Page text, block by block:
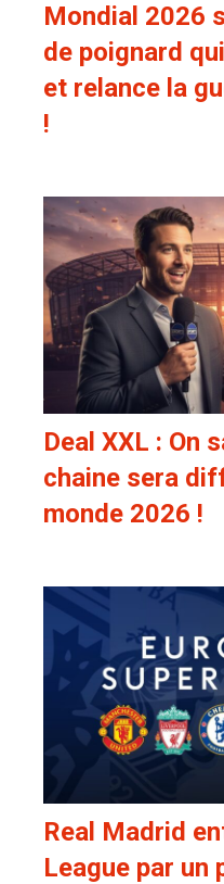
Mondial 2026
de poignard
et relance la
!
Deal XXL : On
chaine sera
monde 2026 !
Real Madrid
League par un